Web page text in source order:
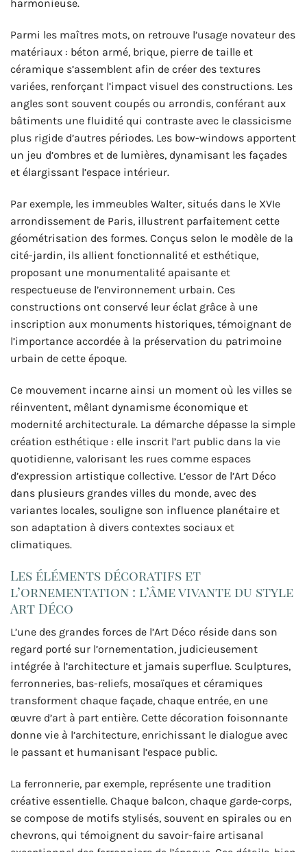
harmonieuse.
Parmi les maîtres mots, on retrouve l’usage novateur des
matériaux : béton armé, brique, pierre de taille et
céramique s’assemblent afin de créer des textures
variées, renforçant l’impact visuel des constructions. Les
angles sont souvent coupés ou arrondis, conférant aux
bâtiments une fluidité qui contraste avec le classicisme
plus rigide d’autres périodes. Les bow-windows apportent
un jeu d’ombres et de lumières, dynamisant les façades
et élargissant l’espace intérieur.
Par exemple, les immeubles Walter, situés dans le XVIe
arrondissement de Paris, illustrent parfaitement cette
géométrisation des formes. Conçus selon le modèle de la
cité-jardin, ils allient fonctionnalité et esthétique,
proposant une monumentalité apaisante et
respectueuse de l’environnement urbain. Ces
constructions ont conservé leur éclat grâce à une
inscription aux monuments historiques, témoignant de
l’importance accordée à la préservation du patrimoine
urbain de cette époque.
Ce mouvement incarne ainsi un moment où les villes se
réinventent, mêlant dynamisme économique et
modernité architecturale. La démarche dépasse la simple
création esthétique : elle inscrit l’art public dans la vie
quotidienne, valorisant les rues comme espaces
d’expression artistique collective. L’essor de l’Art Déco
dans plusieurs grandes villes du monde, avec des
variantes locales, souligne son influence planétaire et
son adaptation à divers contextes sociaux et
climatiques.
Les éléments décoratifs et
l’ornementation : l’âme vivante du style
Art Déco
L’une des grandes forces de l’Art Déco réside dans son
regard porté sur l’ornementation, judicieusement
intégrée à l’architecture et jamais superflue. Sculptures,
ferronneries, bas-reliefs, mosaïques et céramiques
transforment chaque façade, chaque entrée, en une
œuvre d’art à part entière. Cette décoration foisonnante
donne vie à l’architecture, enrichissant le dialogue avec
le passant et humanisant l’espace public.
La ferronnerie, par exemple, représente une tradition
créative essentielle. Chaque balcon, chaque garde-corps,
se compose de motifs stylisés, souvent en spirales ou en
chevrons, qui témoignent du savoir-faire artisanal